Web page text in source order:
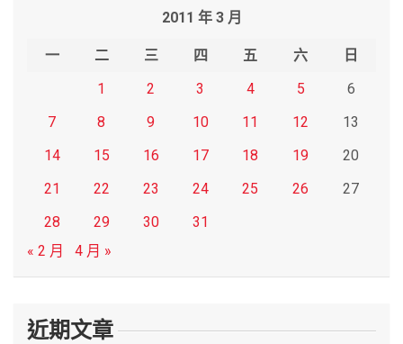
2011 年 3 月
一 二 三 四 五 六
日
1
2 3 4 5
6
7
8 9 10 11 12
13
14
15 16 17 18 19
20
21
22 23 24 25 26
27
28
29 30
31
« 2 月
4 月 »
近期文章